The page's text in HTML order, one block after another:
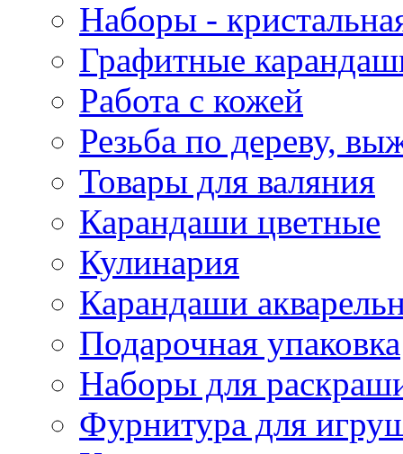
Наборы -
Графитные
Работа с кожей
Резьба по дереву,
Товары для валяния
Карандаши цветные
Кулинария
Карандаши
Подарочная упаковка
Наборы для
Фурнитура для